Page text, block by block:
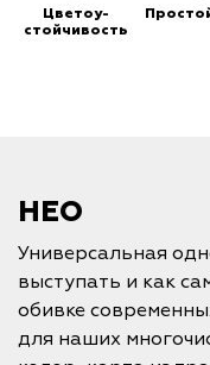
Цветоу-
стойчивость
НЕО
Универсальная
выступать и как
обивке
для наших